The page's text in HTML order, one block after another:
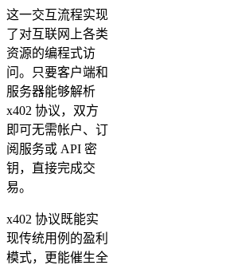
这一交互流程实现
了对互联网上各类
资源的编程式访
问。只要客户端和
服务器能够解析
x402 协议，双方
即可无需帐户、订
阅服务或 API 密
钥，直接完成交
易。
x402 协议既能实
现传统用例的盈利
模式，更能催生全